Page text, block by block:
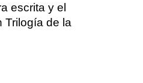
escrita y el
Trilogía de la